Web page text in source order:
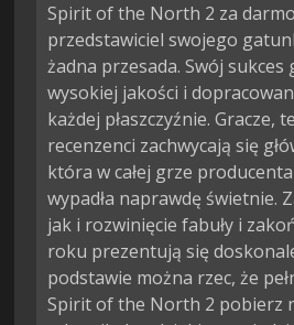
Spirit of the North 2 za
przedstawiciel swojego
żadna przesada. Swój sukces
wysokiej jakości i
każdej płaszczyźnie. Gracze,
recenzenci zachwycają się
która w całej grze
wypadła naprawdę świetnie.
jak i rozwinięcie fabuły i
roku prezentują się
podstawie można rzec, że
Spirit of the North 2 pobierz